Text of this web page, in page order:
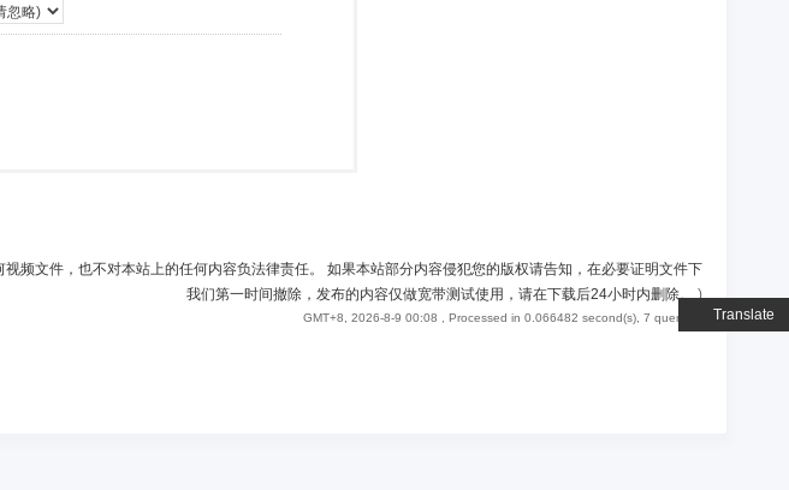
Translate
频文件，也不对本站上的任何内容负法律责任。 如果本站部分内容侵犯您的版权请告知，在必要证明文件下
我们第一时间撤除，发布的内容仅做宽带测试使用，请在下载后24小时内删除。)
GMT+8, 2026-8-9 00:08 , Processed in 0.066482 second(s), 7 queries .